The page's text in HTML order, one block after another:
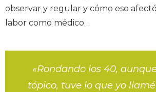
observar y regular y cómo eso
labor como médico…
«Rondando los 40,
tópico, tuve lo que yo